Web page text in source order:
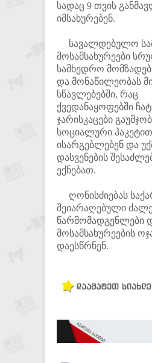
სადაც 9 თვის
იმსახურებენ.
სავალდებულო
მოსამსახურეები
სამხედრო
და მონაწილეობას
სწავლებებში, რაც
ქვედანაყოფებში
ჯარისკაცები
სოციალური პაკეტით
ისარგებლებენ და
დასვენების
ექნებათ.
ღონისძიებას
შეიარაღებული
წარმომადგენლები
მოსამსახურეების
დაესწრნენ.